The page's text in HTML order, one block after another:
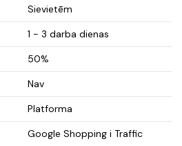
Sievietēm
1 - 3 darba dienas
50%
Nav
Platforma
Google Shopping i Traffic